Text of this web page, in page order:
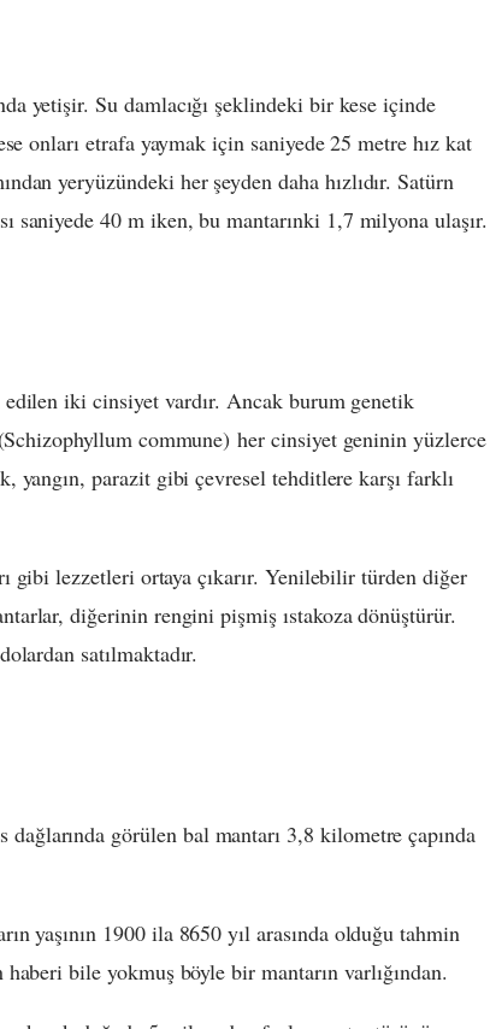
yetişir. Su damlacığı şeklindeki bir kese içinde
onları etrafa yaymak için saniyede 25 metre hız kat
yeryüzündeki her şeyden daha hızlıdır. Satürn
saniyede 40 m iken, bu mantarınki 1,7 milyona ulaşır.
iki cinsiyet vardır. Ancak burum genetik
Schizophyllum commune) her cinsiyet geninin yüzlerce
yangın, parazit gibi çevresel tehditlere karşı farklı
gibi lezzetleri ortaya çıkarır. Yenilebilir türden diğer
diğerinin rengini pişmiş ıstakoza dönüştürür.
satılmaktadır.
görülen bal mantarı 3,8 kilometre çapında
yaşının 1900 ila 8650 yıl arasında olduğu tahmin
bile yokmuş böyle bir mantarın varlığından.